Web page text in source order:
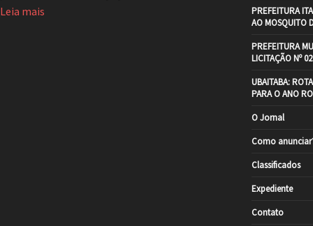
Leia mais
PREFEITURA
AO MOSQUITO
PREFEITURA
LICITAÇÃO Nº
UBAITABA:
PARA O ANO
O Jornal
Como
Classificados
Expediente
Contato